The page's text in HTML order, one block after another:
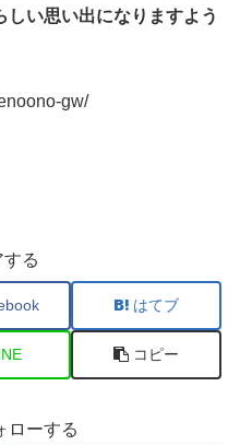
い思い出になりますよう
gw/
する
はてブ
コピー
ローする